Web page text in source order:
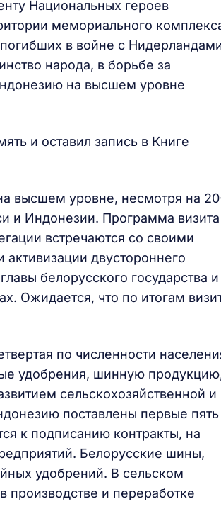
Национальных героев
мемориального
в войне с
народа, в борьбе за
на высшем уровне
и оставил запись в Книге
высшем уровне, несмотря на
и Индонезии. Программа визита
встречаются со своими
двустороннего
белорусского государства и
Ожидается, что по итогам
по численности
удобрения, шинную
сельскохозяйственной и
поставлены первые пять
к подписанию контракты, на
Белорусские шины,
удобрений. В сельском
и переработке